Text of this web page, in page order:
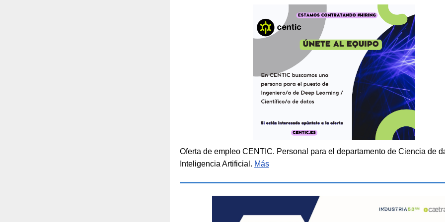
Oferta de empleo CENTIC. Personal para el departamento de Ciencia de
Inteligencia Artificial. Más